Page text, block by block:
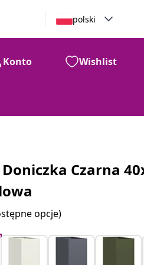
polski
Konto Wishlist
Czarna
opcje)